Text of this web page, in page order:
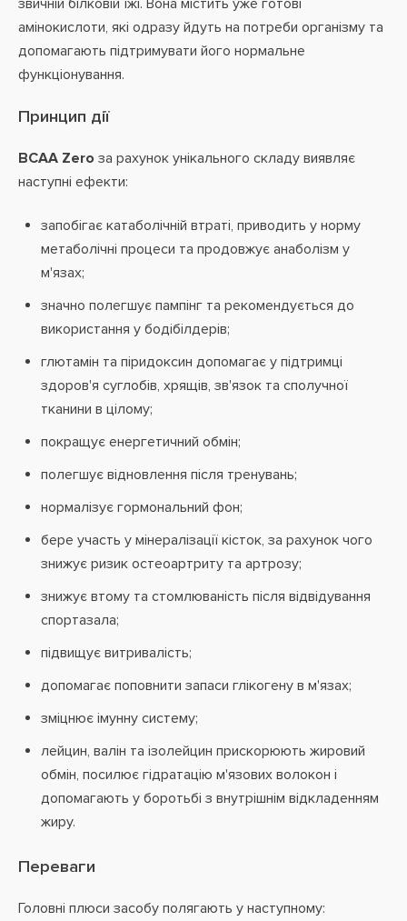
звичній білковій їжі. Вона містить уже готові
амінокислоти, які одразу йдуть на потреби організму та
допомагають підтримувати його нормальне
функціонування.
Принцип дії
BCAA Zero за рахунок унікального складу виявляє
наступні ефекти:
запобігає катаболічній втраті, приводить у норму
метаболічні процеси та продовжує анаболізм у
м'язах;
значно полегшує пампінг та рекомендується до
використання у бодібілдерів;
глютамін та піридоксин допомагає у підтримці
здоров'я суглобів, хрящів, зв'язок та сполучної
тканини в цілому;
покращує енергетичний обмін;
полегшує відновлення після тренувань;
нормалізує гормональний фон;
бере участь у мінералізації кісток, за рахунок чого
знижує ризик остеоартриту та артрозу;
знижує втому та стомлюваність після відвідування
спортазала;
підвищує витривалість;
допомагає поповнити запаси глікогену в м'язах;
зміцнює імунну систему;
лейцин, валін та ізолейцин прискорюють жировий
обмін, посилює гідратацію м'язових волокон і
допомагають у боротьбі з внутрішнім відкладенням
жиру.
Переваги
Головні плюси засобу полягають у наступному: